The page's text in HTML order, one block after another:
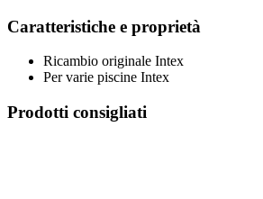
Caratteristiche e proprietà
Ricambio originale Intex
Per varie piscine Intex
Prodotti consigliati